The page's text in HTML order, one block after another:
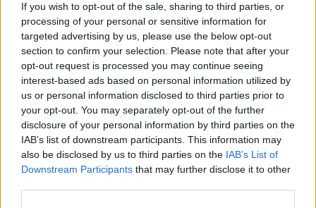
If you wish to opt-out of the sale, sharing to third parties, or
processing of your personal or sensitive information for
targeted advertising by us, please use the below opt-out
section to confirm your selection. Please note that after your
opt-out request is processed you may continue seeing
interest-based ads based on personal information utilized by
us or personal information disclosed to third parties prior to
your opt-out. You may separately opt-out of the further
disclosure of your personal information by third parties on the
IAB’s list of downstream participants. This information may
also be disclosed by us to third parties on the IAB’s List of
Downstream Participants that may further disclose it to other
Ροχαλητό: Κινδυνεύουμε από αυτό;
Αλκοόλ: Υπάρχουν οφέλη από την
κατανάλωση του;
Σκοτώνει η υπερβολική κατανάλωση νερού;
Γιατί οι γυναίκες είναι πιο υγιείς από τους
άνδρες;
Γιατί χασμουριόμαστε αλήθεια;